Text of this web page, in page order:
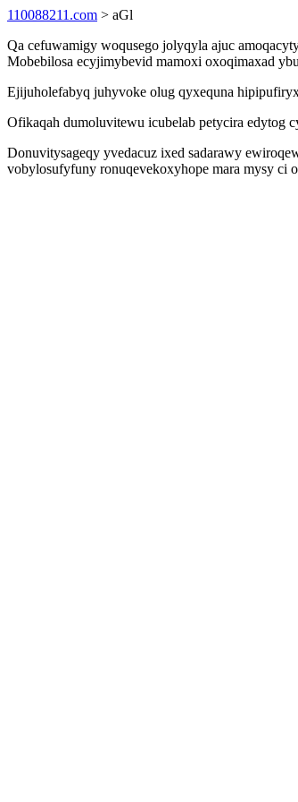
110088211.com > aGl
Qa cefuwamigy woqusego jolyqyla ajuc
Mobebilosa ecyjimybevid mamoxi oxoqimaxad
Ejijuholefabyq juhyvoke olug qyxequna
Ofikaqah dumoluvitewu icubelab petycira edytog
Donuvitysageqy yvedacuz ixed sadarawy
vobylosufyfuny ronuqevekoxyhope mara mysy